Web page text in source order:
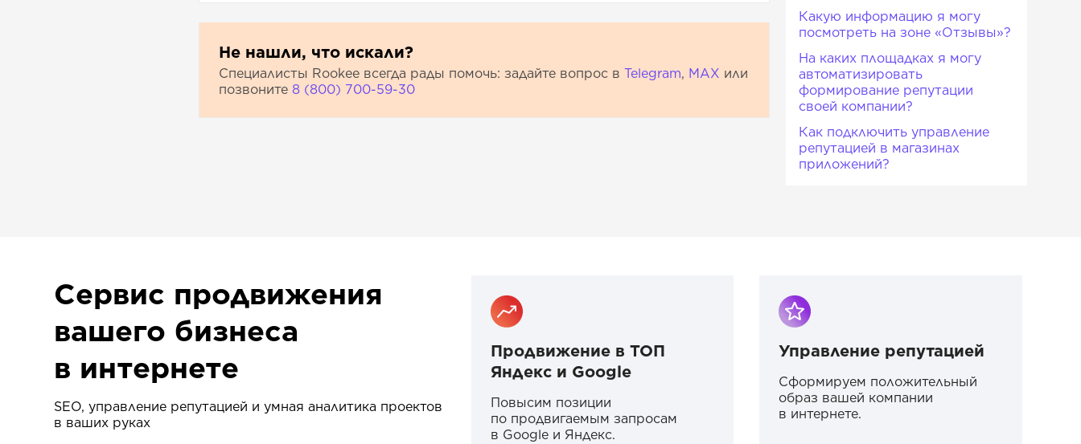
Не нашли, что искали?
Специалисты Rookee всегда рады помочь: задайте вопрос в Telegram, МАХ или
позвоните 8 (800) 700-59-30
Какую информацию я могу
посмотреть на зоне «Отзывы»?
На каких площадках я могу
автоматизировать
формирование репутации
своей компании?
Как подключить управление
репутацией в магазинах
приложений?
Сервис продвижения
вашего бизнеса
в интернете
SEO, управление репутацией и умная аналитика проектов
в ваших руках
Продвижение в ТОП
Яндекс и Google
Повысим позиции
по продвигаемым запросам
в Google и Яндекс.
Управление репутацией
Сформируем положительный
образ вашей компании
в интернете.